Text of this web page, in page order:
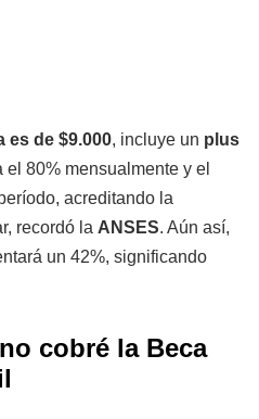
es de $9.000, incluye un plus
el 80% mensualmente y el
acreditando la
recordó la ANSES. Aún así,
un 42%, significando
cobré la Beca